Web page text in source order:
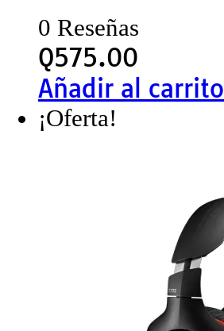
0 Reseñas
Q575.00
Añadir al carrito
¡Oferta!